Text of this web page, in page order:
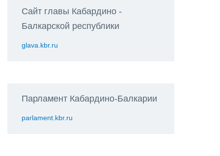
Сайт главы Кабардино -
Балкарской республики
glava.kbr.ru
Парламент Кабардино-Балкарии
parlament.kbr.ru